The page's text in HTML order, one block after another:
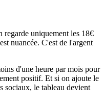
regarde uniquement les 18€
nuancée. C'est de l'argent
d'une heure par mois pour
positif. Et si on ajoute le
sociaux, le tableau devient